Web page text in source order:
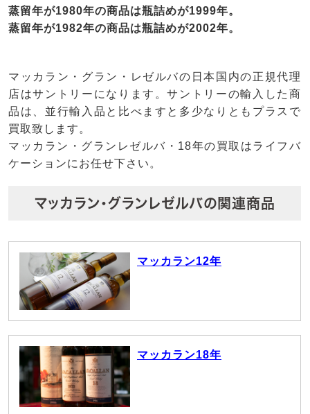
蒸留年が1980年の商品は瓶詰めが1999年。
蒸留年が1982年の商品は瓶詰めが2002年。
マッカラン・グラン・レゼルバの日本国内の正規代理
店はサントリーになります。サントリーの輸入した商
品は、並行輸入品と比べますと多少なりともプラスで
買取致します。
マッカラン・グランレゼルバ・18年の買取はライフバ
ケーションにお任せ下さい。
マッカラン・グランレゼルバの関連商品
マッカラン12年
マッカラン18年